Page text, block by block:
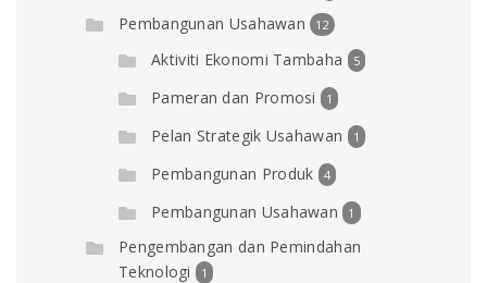
Pembangunan Usahawan 12
Aktiviti Ekonomi Tambaha 5
Pameran dan Promosi 1
Pelan Strategik Usahawan 1
Pembangunan Produk 4
Pembangunan Usahawan 1
Pengembangan dan Pemindahan
Teknologi
1